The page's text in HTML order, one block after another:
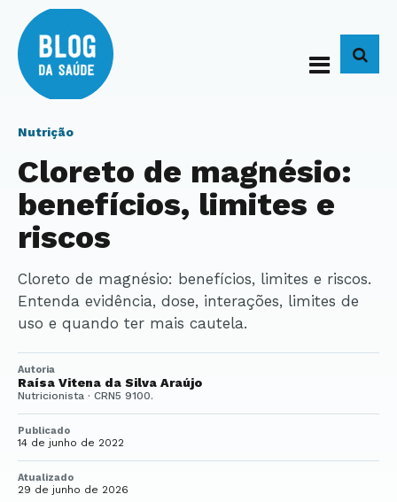
Nutrição
Cloreto de magnésio:
benefícios, limites e
riscos
Cloreto de magnésio: benefícios, limites e riscos.
Entenda evidência, dose, interações, limites de
uso e quando ter mais cautela.
Autoria
Raísa Vitena da Silva Araújo
Nutricionista · CRN5 9100.
Publicado
14 de junho de 2022
Atualizado
29 de junho de 2026